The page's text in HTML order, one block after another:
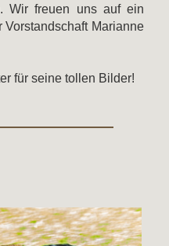
Wir freuen uns auf ein
Marianne
für seine tollen Bilder!